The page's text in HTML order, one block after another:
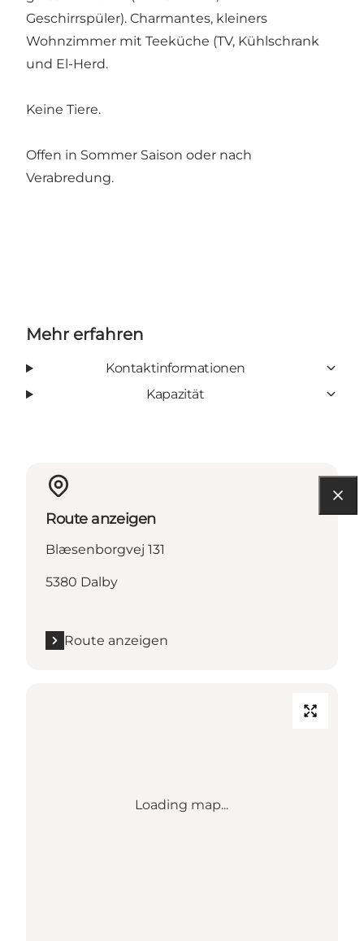
Geschirrspüler). Charmantes, kleiners
Wohnzimmer mit Teeküche (TV, Kühlschrank
und El-Herd.
Keine Tiere.
Offen in Sommer Saison oder nach
Verabredung.
Mehr erfahren
Kontaktinformationen
Kapazität
Route anzeigen
Blæsenborgvej 131
5380 Dalby
Route anzeigen
Loading map...